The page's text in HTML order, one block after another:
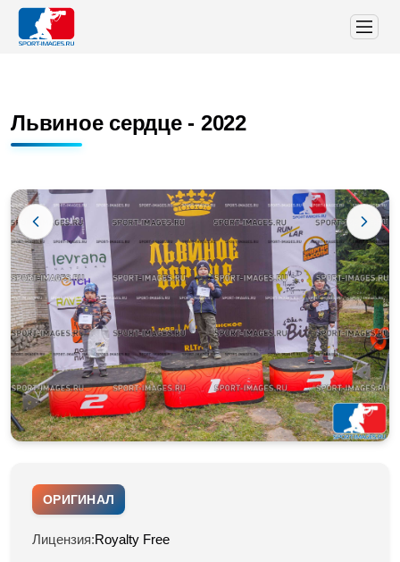
Львиное сердце - 2022
ОРИГИНАЛ
Лицензия:Royalty Free